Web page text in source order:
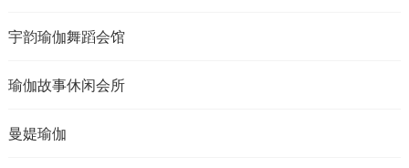
宇韵瑜伽舞蹈会馆
瑜伽故事休闲会所
曼媞瑜伽